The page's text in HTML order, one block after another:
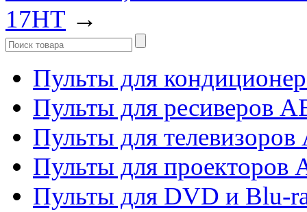
17HT →
Пульты для
Пульты для ресиверов
Пульты для телевизоров
Пульты для проекторов
Пульты для DVD и Blu-